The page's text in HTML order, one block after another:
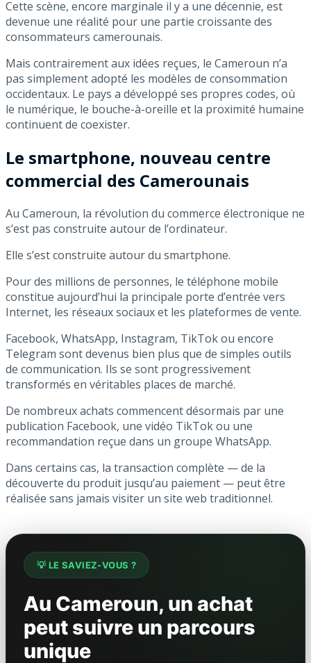
Cette scène, encore marginale il y a une décennie, est
devenue une réalité pour une partie croissante des
consommateurs camerounais.
Mais contrairement aux idées reçues, le Cameroun n’a
pas simplement adopté les modèles de consommation
occidentaux. Le pays a développé ses propres codes, où
le numérique, le bouche-à-oreille et la proximité humaine
continuent de coexister.
Le smartphone, nouveau centre
commercial des Camerounais
Au Cameroun, la révolution du commerce électronique ne
s’est pas construite autour de l’ordinateur.
Elle s’est construite autour du smartphone.
Pour des millions de personnes, le téléphone mobile
constitue aujourd’hui la principale porte d’entrée vers
Internet, les réseaux sociaux et les plateformes de vente.
Facebook, WhatsApp, Instagram, TikTok ou encore
Telegram sont devenus bien plus que de simples outils
de communication. Ils se sont progressivement
transformés en véritables places de marché.
De nombreux achats commencent désormais par une
publication Facebook, une vidéo TikTok ou une
recommandation reçue dans un groupe WhatsApp.
Dans certains cas, la transaction complète — de la
découverte du produit jusqu’au paiement — peut être
réalisée sans jamais visiter un site web traditionnel.
💡 LE SAVIEZ-VOUS ?
Au Cameroun, un achat
peut suivre un parcours
unique